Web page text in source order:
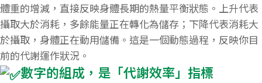
體重的增減，直接反映身體長期的熱量平衡狀態。上升代表
攝取大於消耗，多餘能量正在轉化為儲存；下降代表消耗大
於攝取，身體正在動用儲備。這是一個動態過程，反映你目
前的代謝運作狀況。
數字的組成，是「代謝效率」指標